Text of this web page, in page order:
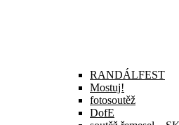
RANDÁLFEST
Mostuj!
fotosoutěž
DofE